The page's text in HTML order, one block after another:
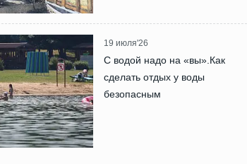
19 июля'26
С водой надо на «вы».Как
сделать отдых у воды
безопасным